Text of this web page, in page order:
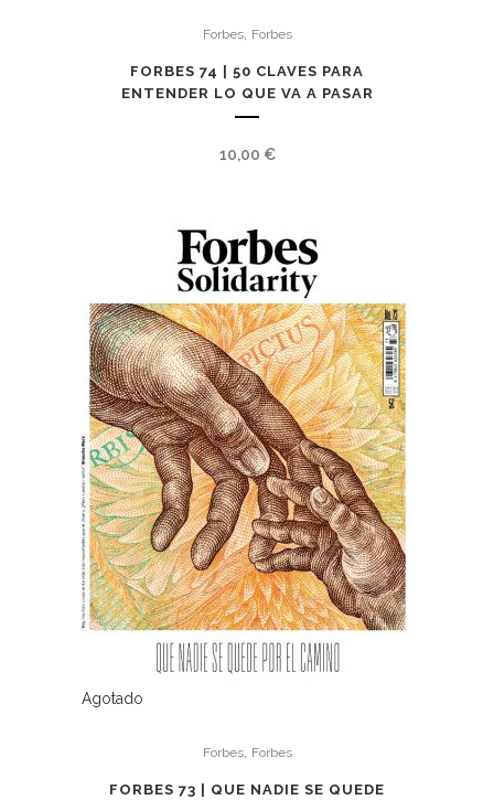
Forbes, Forbes
FORBES 74 | 50 CLAVES PARA
ENTENDER LO QUE VA A PASAR
10,00 €
Agotado
Forbes, Forbes
FORBES 73 | QUE NADIE SE QUEDE